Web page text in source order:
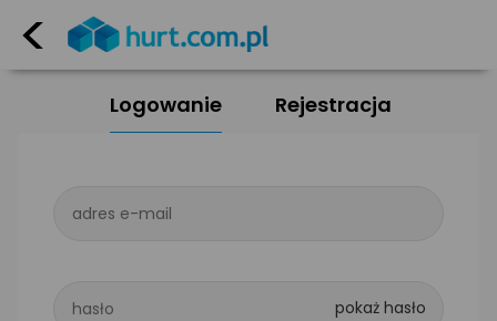
<
Logowanie Rejestracja
adres e-mail
hasło